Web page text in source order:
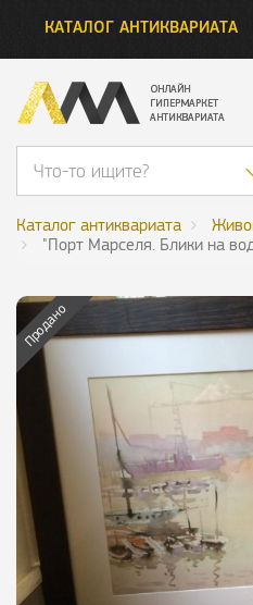
КАТАЛОГ АНТИКВАРИАТА
Каталог антиквариата
"Порт Марселя. Блики на
Продано